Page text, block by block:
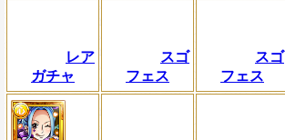
レア
ガチャ
スゴ
フェス
スゴ
フェス